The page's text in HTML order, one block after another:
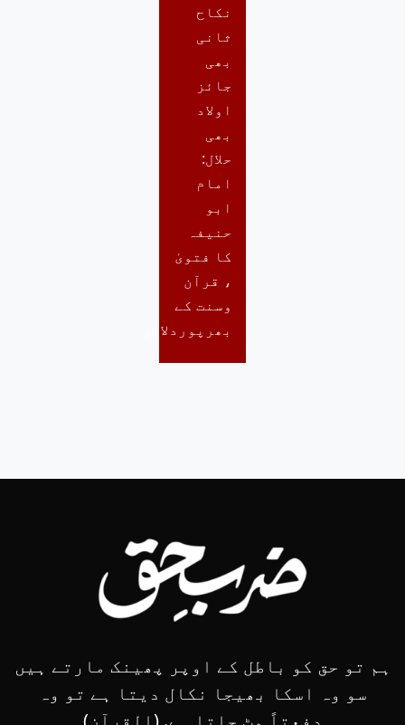
نکاح
ثانی
بھی
جائز
اولاد
بھی
حلال:
امام
ابو
حنیفہ
کا فتویٰ
، قرآن
وسنت کے
بھرپوردلائل
ہم تو حق کو باطل کے اوپر پھینک مارتے ہیں
سو وہ اسکا بھیجا نکال دیتا ہے تو وہ
دفعتاً مٹ جاتا ہے. (القرآن)